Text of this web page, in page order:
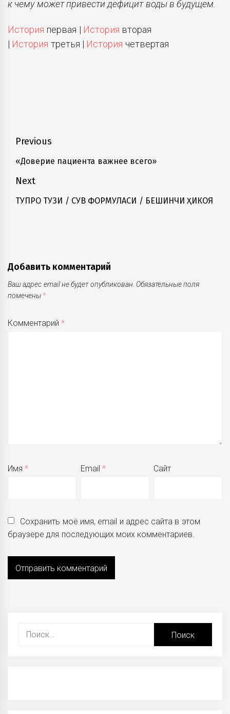
к чему может привести дефицит воды в будущем.
История первая | История вторая
| История третья | История четвертая
Навигация
по
записям
Previous
Previous
«Доверие пациента важнее всего»
Next
Next
ТУПРОҚ ТУЗИ / СУВ ФОРМУЛАСИ / БЕШИНЧИ ҲИКОЯ
Добавить комментарий
Ваш адрес email не будет опубликован. Обязательные поля
помечены *
Комментарий*
Имя* Email* Сайт
Сохранить моё имя, email и адрес сайта в этом
браузере для последующих моих комментариев.
Найти: